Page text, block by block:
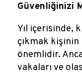
Güvenliğinizi
Yıl içerisinde,
çıkmak kişinin
önemlidir.
vakaları ve